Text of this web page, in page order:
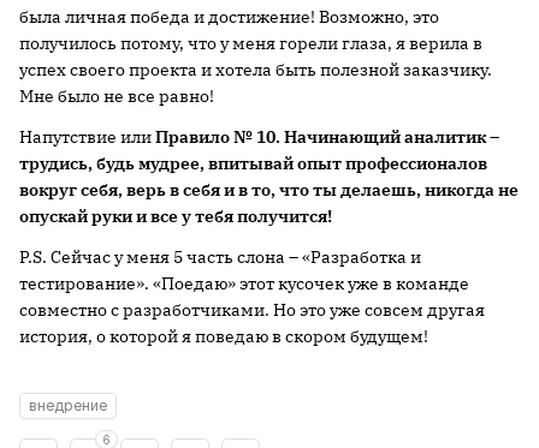
была личная победа и достижение! Возможно, это
получилось потому, что у меня горели глаза, я верила в
успех своего проекта и хотела быть полезной заказчику.
Мне было не все равно!
Напутствие илиПравило № 10. Начинающий аналитик –
трудись, будь мудрее, впитывай опыт профессионалов
вокруг себя, верь в себя и в то, что ты делаешь, никогда не
опускай руки и все у тебя получится!
P.S. Сейчас у меня 5 часть слона – «Разработка и
тестирование». «Поедаю» этот кусочек уже в команде
совместно с разработчиками. Но это уже совсем другая
история, о которой я поведаю в скором будущем!
внедрение
6